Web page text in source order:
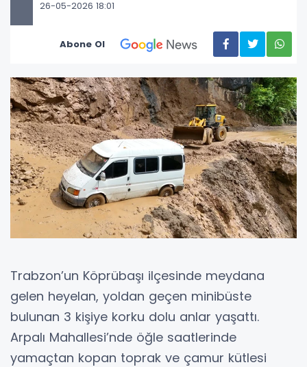
26-05-2026 18:01
Abone Ol
Trabzon’un Köprübaşı ilçesinde meydana
gelen heyelan, yoldan geçen minibüste
bulunan 3 kişiye korku dolu anlar yaşattı.
Arpalı Mahallesi’nde öğle saatlerinde
yamaçtan kopan toprak ve çamur kütlesi